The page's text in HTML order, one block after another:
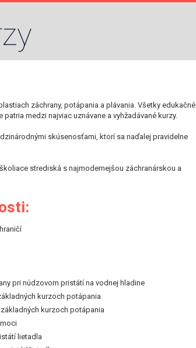
záchrany, potápania a plávania. Všetky edukačné
medzi najviac uznávane a vyhžadávané kurzy.
skúsenosťami, ktorí sa naďalej pravidelne
strediská s najmodernejšou záchranárskou a
pri núdzovom pristátí na vodnej hladine
kurzoch potápania
kurzoch potápania
lietadla